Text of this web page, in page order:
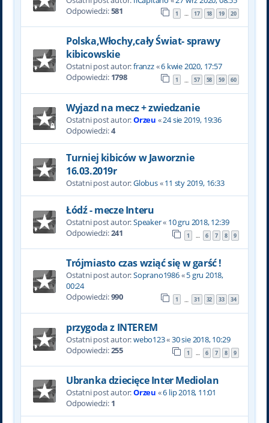
Odpowiedzi:581 1 … 17 18 19 20
Polska,Włochy,cały Świat- sprawy
kibicowskie
Ostatni post autor:franzz«6 kwie 2020, 17:57
Odpowiedzi: 1798 1 … 57 58 59 60
Wyjazd na mecz + zwiedzanie
Ostatni post autor:Orzeu «24 sie 2019, 19:36
Odpowiedzi:4
Turniej kibiców w Jaworznie
16.03.2019r
Ostatni post autor:Globus«11 sty 2019, 16:33
Łódź - mecze Interu
Ostatni post autor:Speaker« 10 gru 2018, 12:39
Odpowiedzi:241 1 … 6 7 8 9
Trójmiasto czas wziąć się w garść !
Ostatni post autor:Soprano1986«5 gru 2018,
00:24
Odpowiedzi:990 1 … 31 32 33 34
przygoda z INTEREM
Ostatni post autor:webo123«30 sie 2018, 10:29
Odpowiedzi:255 1 … 6 7 8 9
Ubranka dziecięce Inter Mediolan
Ostatni post autor:Orzeu «6 lip 2018, 11:01
Odpowiedzi: 1